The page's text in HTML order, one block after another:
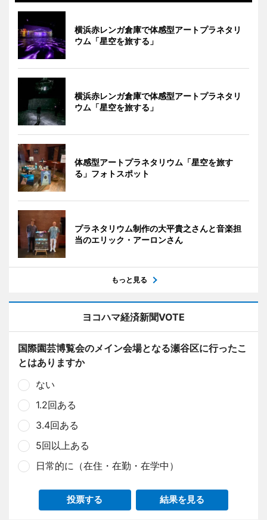
横浜赤レンガ倉庫で体感型アートプラネタリ
ウム「星空を旅する」
横浜赤レンガ倉庫で体感型アートプラネタリ
ウム「星空を旅する」
体感型アートプラネタリウム「星空を旅す
る」フォトスポット
プラネタリウム制作の大平貴之さんと音楽担
当のエリック・アーロンさん
もっと見る
ヨコハマ経済新聞VOTE
国際園芸博覧会のメイン会場となる瀬谷区に行ったこ
とはありますか
ない
1.2回ある
3.4回ある
5回以上ある
日常的に（在住・在勤・在学中）
投票する 結果を見る